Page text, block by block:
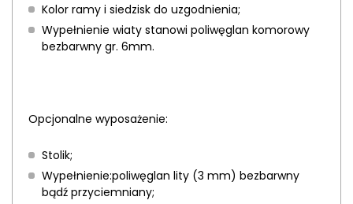
Kolor ramy i siedzisk do uzgodnienia;
Wypełnienie wiaty stanowi poliwęglan komorowy
bezbarwny gr. 6mm.
Opcjonalne wyposażenie:
Stolik;
Wypełnienie:poliwęglan lity (3 mm) bezbarwny
bądź przyciemniany;